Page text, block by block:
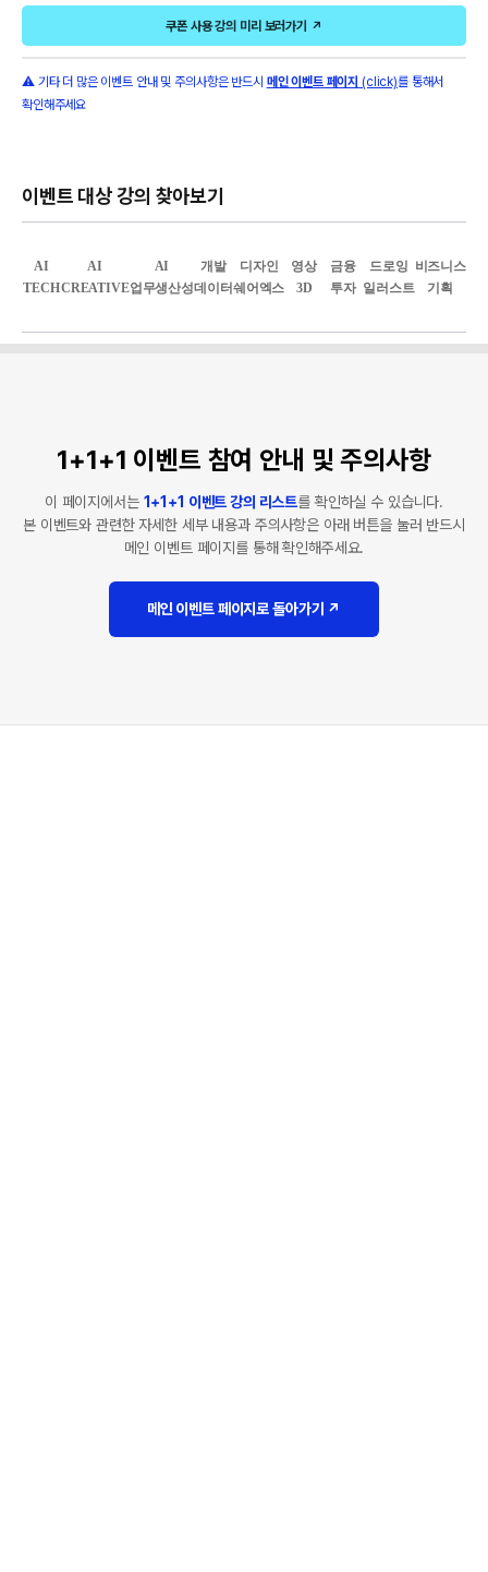
쿠폰 사용 강의 미리 보러가기 ↗
⚠ 기타 더 많은 이벤트 안내 및 주의사항은 반드시 메인 이벤트 페이지 (click)를 통해서
확인해주세요
이벤트 대상 강의 찾아보기
AI
TECH
AI
CREATIVE
AI
업무생산성
개발
데이터
디자인
쉐어엑스
영상
3D
금융
투자
드로잉
일러스트
비즈니스
기획
1+1+1 이벤트 참여 안내 및 주의사항
이 페이지에서는 1+1+1 이벤트 강의 리스트를 확인하실 수 있습니다.
본 이벤트와 관련한 자세한 세부 내용과 주의사항은 아래 버튼을 눌러 반드시
메인 이벤트 페이지를 통해 확인해주세요.
메인 이벤트 페이지로 돌아가기 ↗